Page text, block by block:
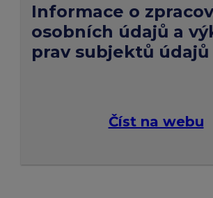
Informace o
osobních údajů a
prav subjektů údajů
Číst na webu